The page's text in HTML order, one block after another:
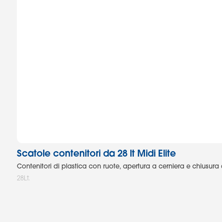
Scatole contenitori da 28 lt Midi Elite
Contenitori di plastica con ruote, apertura a cerniera e chiusura
28Lt.